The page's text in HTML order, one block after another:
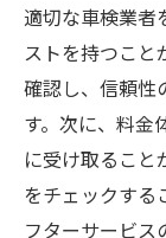
整備士の
資格
信頼
資格
整備
専門
適切な車検業者
ストを持つこと
確認し、信頼性
す。次に、料金
に受け取ること
をチェックする
フターサービ